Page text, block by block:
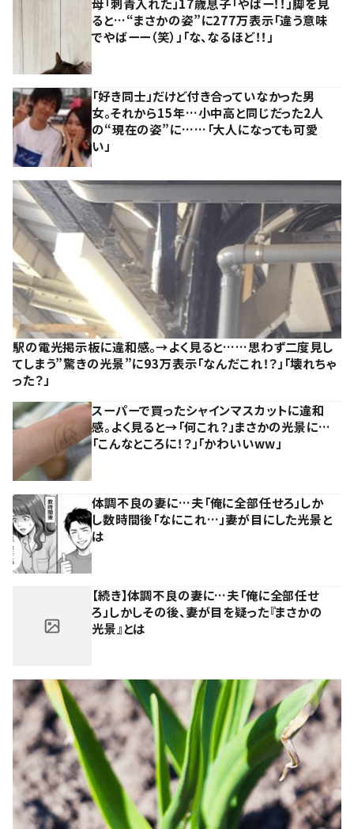
ると…“まさかの姿”に277万表示「違う意味
でやばーー（笑）」「な、なるほど！！」
「好き同士」だけど付き合っていなかった男
女。それから15年…小中高と同じだった2人
の“現在の姿”に……「大人になっても可愛
い」
駅の電光掲示板に違和感。→よく見ると……思わず二度見し
てしまう”驚きの光景”に93万表示「なんだこれ！？」「壊れちゃ
った？」
スーパーで買ったシャインマスカットに違和
感。よく見ると→「何これ？」まさかの光景に…
「こんなところに！？」「かわいいww」
体調不良の妻に…夫「俺に全部任せろ」しか
し数時間後「なにこれ…」妻が目にした光景と
は
【続き】体調不良の妻に…夫「俺に全部任せ
ろ」しかしその後、妻が目を疑った『まさかの
光景』とは